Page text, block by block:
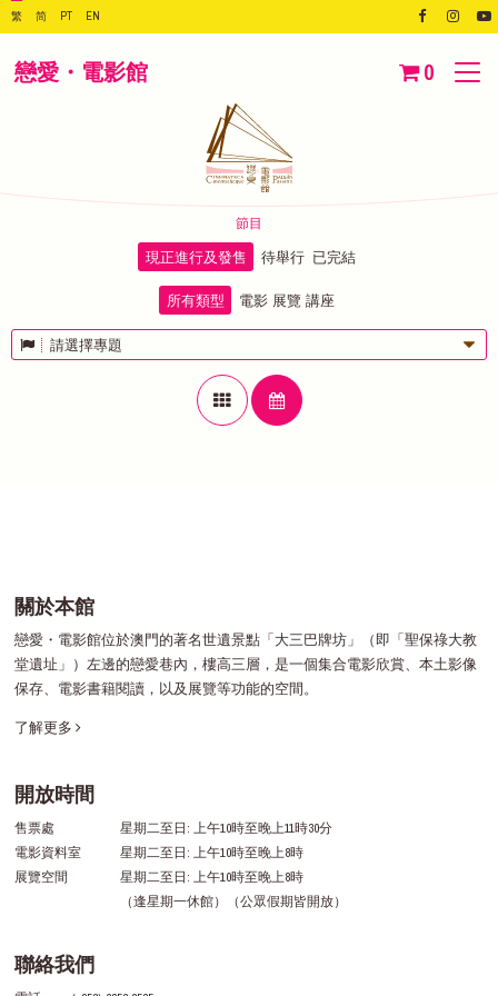
繁 简 PT EN
戀愛・電影館 0
節目
現正進行及發售 待舉行 已完結
所有類型 電影 展覽 講座
請選擇專題
關於本館
戀愛・電影館位於澳門的著名世遺景點「大三巴牌坊」（即「聖保祿大教
堂遺址」）左邊的戀愛巷內，樓高三層，是一個集合電影欣賞、本土影像
保存、電影書籍閱讀，以及展覽等功能的空間。
了解更多
開放時間
售票處
星期二至日: 上午10時至晚上11時30分
電影資料室
星期二至日: 上午10時至晚上8時
展覽空間
星期二至日: 上午10時至晚上8時
（逢星期一休館）（公眾假期皆開放）
聯絡我們